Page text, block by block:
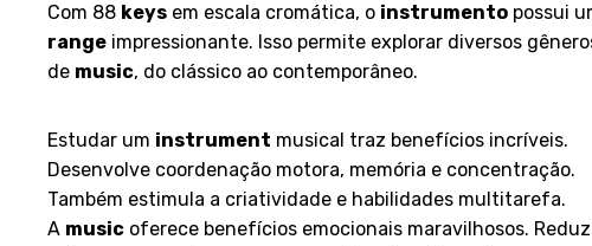
Com 88 keys em escala cromática, o instrumento possui
range impressionante. Isso permite explorar diversos
de music, do clássico ao contemporâneo.
Estudar um instrument musical traz benefícios incríveis.
Desenvolve coordenação motora, memória e concentração.
Também estimula a criatividade e habilidades multitarefa.
A music oferece benefícios emocionais maravilhosos.